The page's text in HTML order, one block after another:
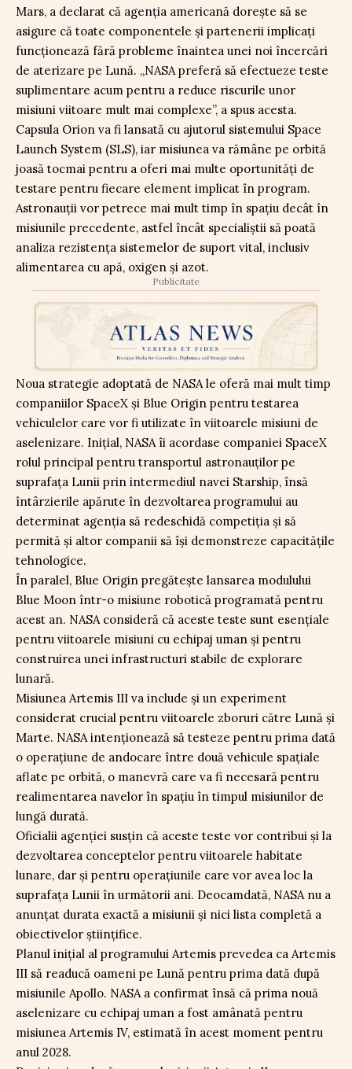
Mars, a declarat că agenția americană dorește să se
asigure că toate componentele și partenerii implicați
funcționează fără probleme înaintea unei noi încercări
de aterizare pe Lună. „NASA preferă să efectueze teste
suplimentare acum pentru a reduce riscurile unor
misiuni viitoare mult mai complexe”, a spus acesta.
Capsula Orion va fi lansată cu ajutorul sistemului Space
Launch System (SLS), iar misiunea va rămâne pe orbită
joasă tocmai pentru a oferi mai multe oportunități de
testare pentru fiecare element implicat în program.
Astronauții vor petrece mai mult timp în spațiu decât în
misiunile precedente, astfel încât specialiștii să poată
analiza rezistența sistemelor de suport vital, inclusiv
alimentarea cu apă, oxigen și azot.
Publicitate
Noua strategie adoptată de NASA le oferă mai mult timp
companiilor SpaceX și Blue Origin pentru testarea
vehiculelor care vor fi utilizate în viitoarele misiuni de
aselenizare. Inițial, NASA îi acordase companiei SpaceX
rolul principal pentru transportul astronauților pe
suprafața Lunii prin intermediul navei Starship, însă
întârzierile apărute în dezvoltarea programului au
determinat agenția să redeschidă competiția și să
permită și altor companii să își demonstreze capacitățile
tehnologice.
În paralel, Blue Origin pregătește lansarea modulului
Blue Moon într-o misiune robotică programată pentru
acest an. NASA consideră că aceste teste sunt esențiale
pentru viitoarele misiuni cu echipaj uman și pentru
construirea unei infrastructuri stabile de explorare
lunară.
Misiunea Artemis III va include și un experiment
considerat crucial pentru viitoarele zboruri către Lună și
Marte. NASA intenționează să testeze pentru prima dată
o operațiune de andocare între două vehicule spațiale
aflate pe orbită, o manevră care va fi necesară pentru
realimentarea navelor în spațiu în timpul misiunilor de
lungă durată.
Oficialii agenției susțin că aceste teste vor contribui și la
dezvoltarea conceptelor pentru viitoarele habitate
lunare, dar și pentru operațiunile care vor avea loc la
suprafața Lunii în următorii ani. Deocamdată, NASA nu a
anunțat durata exactă a misiunii și nici lista completă a
obiectivelor științifice.
Planul inițial al programului Artemis prevedea ca Artemis
III să readucă oameni pe Lună pentru prima dată după
misiunile Apollo. NASA a confirmat însă că prima nouă
aselenizare cu echipaj uman a fost amânată pentru
misiunea Artemis IV, estimată în acest moment pentru
anul 2028.